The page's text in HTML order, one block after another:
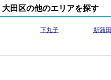
大田区の他のエリアを探す
下丸子 新蒲田